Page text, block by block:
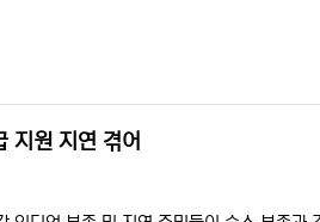
지원 지연 겪어